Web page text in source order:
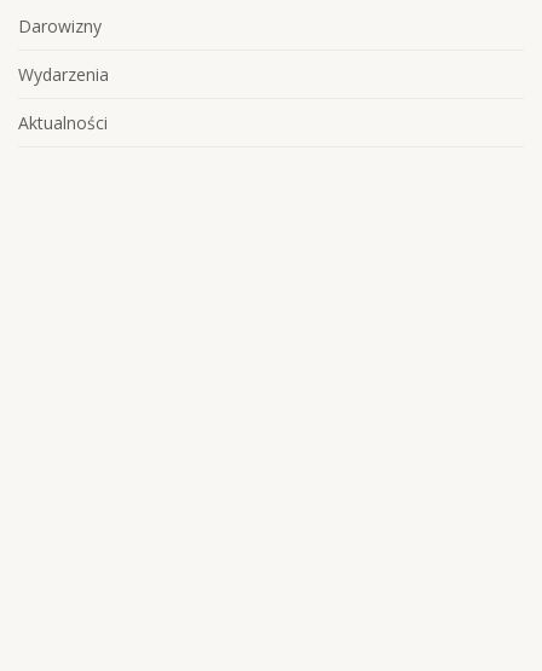
Darowizny
Wydarzenia
Aktualności